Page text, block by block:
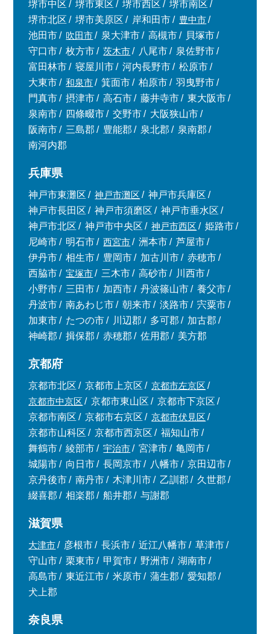
堺市中区 堺市東区 堺市西区
堺市南区
堺市北区
堺市美原区 岸和田市
豊中市
池田市
吹田市 泉大津市 高槻市
貝塚市
守口市
枚方市 茨木市 八尾市
泉佐野市
富田林市
寝屋川市 河内長野市
松原市
大東市
和泉市 箕面市 柏原市
羽曳野市
門真市
摂津市 高石市 藤井寺市
東大阪市
泉南市
四條畷市 交野市
大阪狭山市
阪南市
三島郡 豊能郡 泉北郡
泉南郡
南河内郡
兵庫県
神戸市東灘区 神戸市灘区
神戸市兵庫区
神戸市長田区
神戸市須磨区
神戸市垂水区
神戸市北区
神戸市中央区 神戸市西区
姫路市
尼崎市
明石市 西宮市 洲本市
芦屋市
伊丹市
相生市 豊岡市 加古川市
赤穂市
西脇市
宝塚市 三木市 高砂市
川西市
小野市
三田市 加西市 丹波篠山市
養父市
丹波市
南あわじ市 朝来市 淡路市
宍粟市
加東市
たつの市 川辺郡 多可郡
加古郡
神崎郡
揖保郡 赤穂郡 佐用郡 美方郡
京都府
京都市北区 京都市上京区
京都市左京区
京都市中京区
京都市東山区
京都市下京区
京都市南区
京都市右京区
京都市伏見区
京都市山科区
京都市西京区
福知山市
舞鶴市
綾部市 宇治市 宮津市
亀岡市
城陽市
向日市 長岡京市 八幡市
京田辺市
京丹後市
南丹市 木津川市 乙訓郡
久世郡
綴喜郡
相楽郡 船井郡 与謝郡
滋賀県
大津市 彦根市 長浜市 近江八幡市
草津市
守山市
栗東市 甲賀市 野洲市
湖南市
高島市
東近江市 米原市 蒲生郡
愛知郡
犬上郡
奈良県